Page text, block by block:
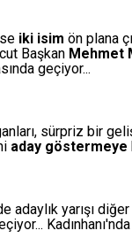
iki isim ön plana
Başkan Mehmet
geçiyor...
sürpriz bir
aday göstermeye
adaylık yarışı
Kadınhanı'nda